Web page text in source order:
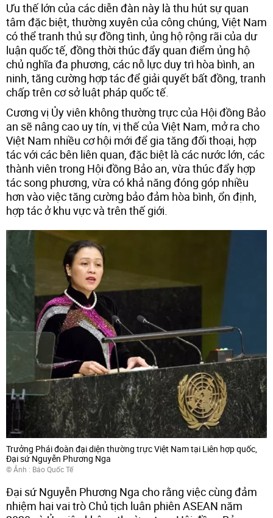
Ưu thế lớn của các diễn đàn này là thu hút sự quan
tâm đặc biệt, thường xuyên của công chúng, Việt Nam
có thể tranh thủ sự đồng tình, ủng hộ rộng rãi của dư
luận quốc tế, đồng thời thúc đẩy quan điểm ủng hộ
chủ nghĩa đa phương, các nỗ lực duy trì hòa bình, an
ninh, tăng cường hợp tác để giải quyết bất đồng, tranh
chấp trên cơ sở luật pháp quốc tế.
Cương vị Ủy viên không thường trực của Hội đồng Bảo
an sẽ nâng cao uy tín, vị thế của Việt Nam, mở ra cho
Việt Nam nhiều cơ hội mới để gia tăng đối thoại, hợp
tác với các bên liên quan, đặc biệt là các nước lớn, các
thành viên trong Hội đồng Bảo an, vừa thúc đẩy hợp
tác song phương, vừa có khả năng đóng góp nhiều
hơn vào việc tăng cường bảo đảm hòa bình, ổn định,
hợp tác ở khu vực và trên thế giới.
Trưởng Phái đoàn đại diện thường trực Việt Nam tại Liên hợp quốc,
Đại sứ Nguyễn Phương Nga
© Ảnh : Báo Quốc Tế
Đại sứ Nguyễn Phương Nga cho rằng việc cùng đảm
nhiệm hai vai trò Chủ tịch luân phiên ASEAN năm